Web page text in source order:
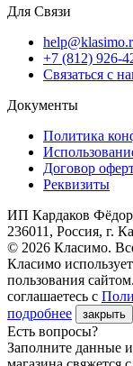
Для Связи
+7 (812) 926-
Связаться с
Документы
Политика
Договор
Реквизиты
ИП Кардаков
236011, Россия, г.
© 2026 Класимо.
Класимо
пользования
соглашаетесь с
подробнее
закрыть
Есть вопросы?
Заполните данные